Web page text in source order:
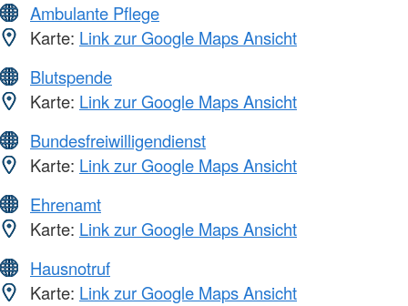
Ambulante Pflege
Karte: Link zur Google Maps Ansicht
Blutspende
Karte: Link zur Google Maps Ansicht
Bundesfreiwilligendienst
Karte: Link zur Google Maps Ansicht
Ehrenamt
Karte: Link zur Google Maps Ansicht
Hausnotruf
Karte: Link zur Google Maps Ansicht